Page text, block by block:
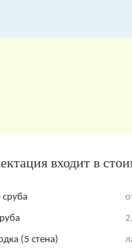
входит в
(5 стена)